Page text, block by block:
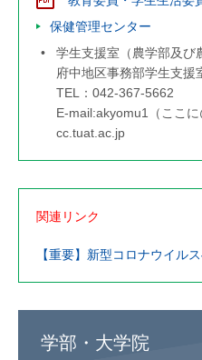
保健管理センター
学生支援室（農学部及び
府中地区事務部学生支援
TEL：042-367-5662
E-mail:akyomu1（ここに
cc.tuat.ac.jp
関連リンク
【重要】新型コロナウイル
学部・大学院